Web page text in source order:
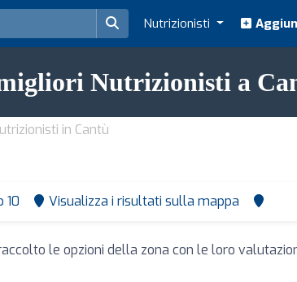
Nutrizionisti
Nutrizionisti a
in Cantù
10 Visualizza i risultati sulla mappa
le opzioni della zona con le loro